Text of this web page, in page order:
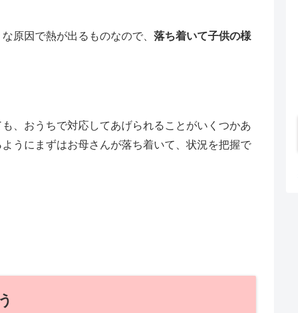
原因で熱が出るものなので、 落ち着いて子供の様
、おうちで対応してあげられることがいくつかあ
うにまずはお母さんが落ち着いて、状況を把握で